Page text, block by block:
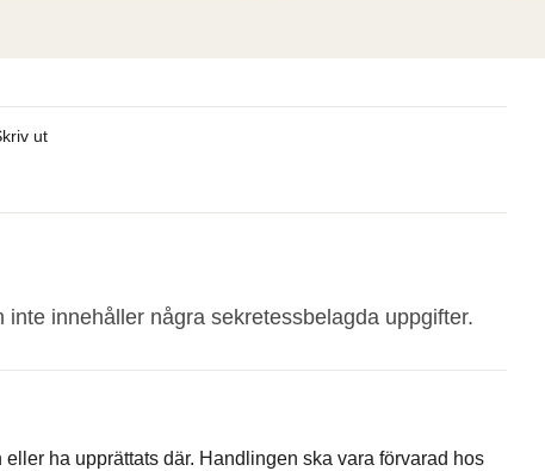
ut
innehåller några sekretessbelagda uppgifter.
ha upprättats där. Handlingen ska vara förvarad hos